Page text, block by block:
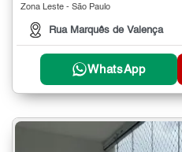
Zona Leste - São Paulo
Rua Marquês de Valença
WhatsApp